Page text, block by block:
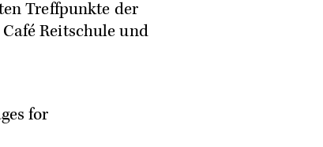
Treffpunkte der
Reitschule und
for